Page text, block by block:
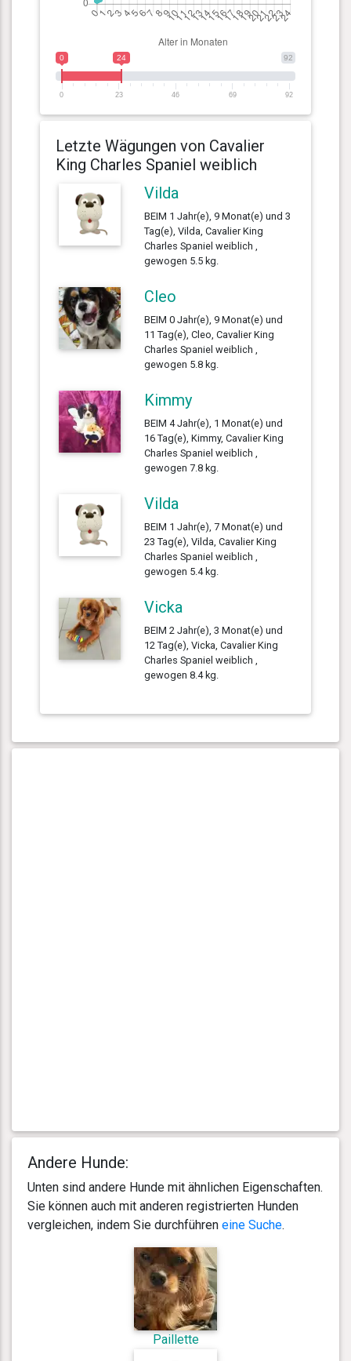
92
0 24
0 23 46 69 92
Letzte Wägungen von Cavalier
King Charles Spaniel weiblich
Vilda
BEIM 1 Jahr(e), 9 Monat(e) und 3
Tag(e), Vilda, Cavalier King
Charles Spaniel weiblich ,
gewogen 5.5 kg.
Cleo
BEIM 0 Jahr(e), 9 Monat(e) und
11 Tag(e), Cleo, Cavalier King
Charles Spaniel weiblich ,
gewogen 5.8 kg.
Kimmy
BEIM 4 Jahr(e), 1 Monat(e) und
16 Tag(e), Kimmy, Cavalier King
Charles Spaniel weiblich ,
gewogen 7.8 kg.
Vilda
BEIM 1 Jahr(e), 7 Monat(e) und
23 Tag(e), Vilda, Cavalier King
Charles Spaniel weiblich ,
gewogen 5.4 kg.
Vicka
BEIM 2 Jahr(e), 3 Monat(e) und
12 Tag(e), Vicka, Cavalier King
Charles Spaniel weiblich ,
gewogen 8.4 kg.
Andere Hunde:
Unten sind andere Hunde mit ähnlichen Eigenschaften.
Sie können auch mit anderen registrierten Hunden
vergleichen, indem Sie durchführen eine Suche.
Paillette